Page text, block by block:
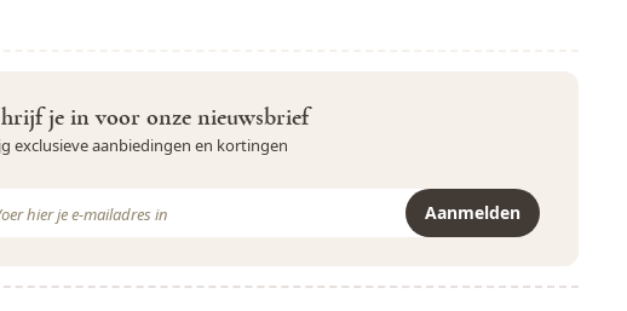
je in voor onze nieuwsbrief
exclusieve aanbiedingen en kortingen
Aanmelden